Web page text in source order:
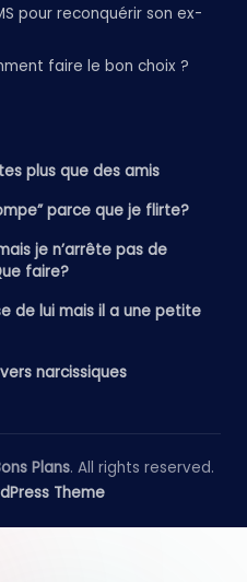
pour reconquérir son ex-
faire le bon choix ?
plus que des amis
parce que je flirte?
je n’arrête pas de
faire?
de lui mais il a une petite
narcissiques
Plans. All rights reserved.
Theme